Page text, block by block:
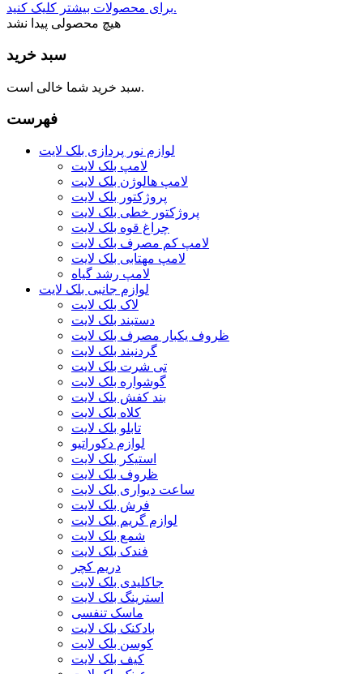
برای محصولات بیشتر کلیک کنید.
هیچ محصولی پیدا نشد
سبد خرید
سبد خرید شما خالی است.
فهرست
لوازم نور پردازی بلک لایت
لامپ بلک لایت
لامپ هالوژن بلک لایت
پروژکتور بلک لایت
پروژکتور خطی بلک لایت
چراغ قوه بلک لایت
لامپ کم مصرف بلک لایت
لامپ مهتابی بلک لایت
لامپ رشد گیاه
لوازم جانبی بلک لایت
لاک بلک لایت
دستبند بلک لایت
ظروف یکبار مصرف بلک لایت
گردنبند بلک لایت
تی شرت بلک لایت
گوشواره بلک لایت
بند کفش بلک لایت
کلاه بلک لایت
تابلو بلک لایت
لوازم دکوراتیو
استیکر بلک لایت
ظروف بلک لایت
ساعت دیواری بلک لایت
فرش بلک لایت
لوازم گریم بلک لایت
شمع بلک لایت
فندک بلک لایت
دریم کچر
جاکلیدی بلک لایت
استرینگ بلک لایت
ماسک تنفسی
بادکنک بلک لایت
کوسن بلک لایت
کیف بلک لایت